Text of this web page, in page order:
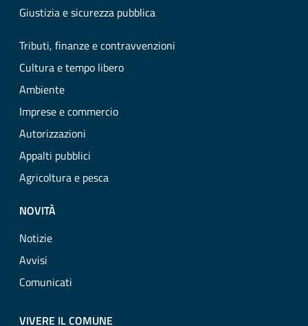
Giustizia e sicurezza pubblica
Tributi, finanze e contravvenzioni
Cultura e tempo libero
Ambiente
Imprese e commercio
Autorizzazioni
Appalti pubblici
Agricoltura e pesca
NOVITÀ
Notizie
Avvisi
Comunicati
VIVERE IL COMUNE